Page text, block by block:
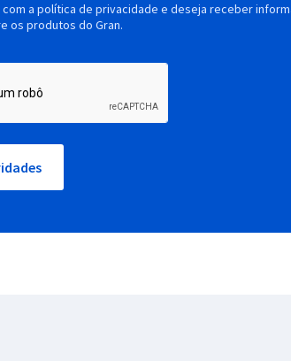
a política de privacidade e deseja receber
os produtos do Gran.